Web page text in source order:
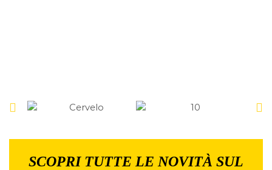
SCOPRI TUTTE LE NOVITÀ SUL